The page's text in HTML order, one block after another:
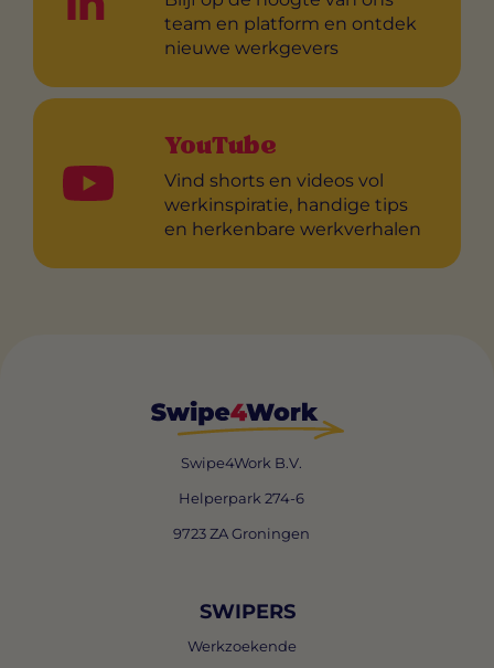
team en platform en ontdek
nieuwe werkgevers
YouTube
Vind shorts en videos vol
werkinspiratie, handige tips
en herkenbare werkverhalen
Swipe4Work B.V.
Helperpark 274-6
9723 ZA Groningen
SWIPERS
Werkzoekende